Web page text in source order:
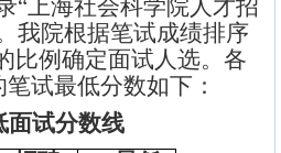
“上海社会科学院人才招
我院根据笔试成绩排序
比例确定面试人选。各
试最低分数如下：
面试分数线